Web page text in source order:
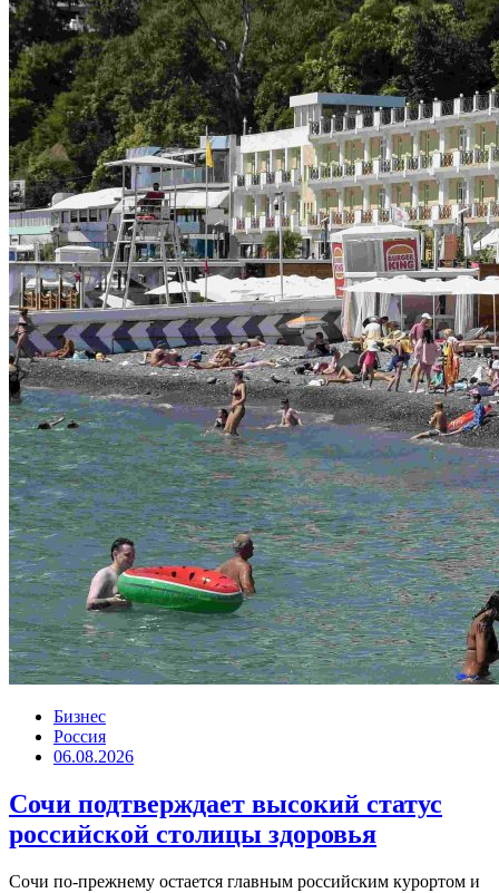
Бизнес
Россия
06.08.2026
Сочи подтверждает высокий статус
российской столицы здоровья
Сочи по-прежнему остается главным российским курортом и